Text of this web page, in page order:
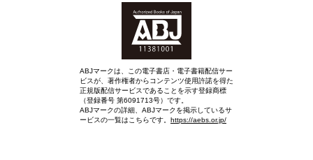
ABJマークは、この電子書店・電子書籍配信サー
ビスが、著作権者からコンテンツ使用許諾を得た
正規版配信サービスであることを示す登録商標
（登録番号 第6091713号）です。
ABJマークの詳細、ABJマークを掲示しているサ
ービスの一覧はこちらです。 https://aebs.or.jp/